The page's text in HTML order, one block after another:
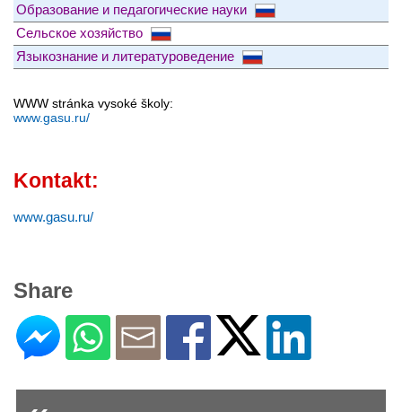
Образование и педагогические науки
Сельское хозяйство
Языкознание и литературоведение
WWW stránka vysoké školy:
www.gasu.ru/
Kontakt:
www.gasu.ru/
Share